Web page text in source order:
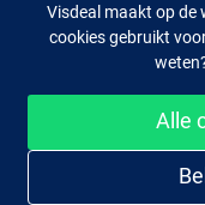
Visdeal maakt op de
cookies gebruikt
Alle